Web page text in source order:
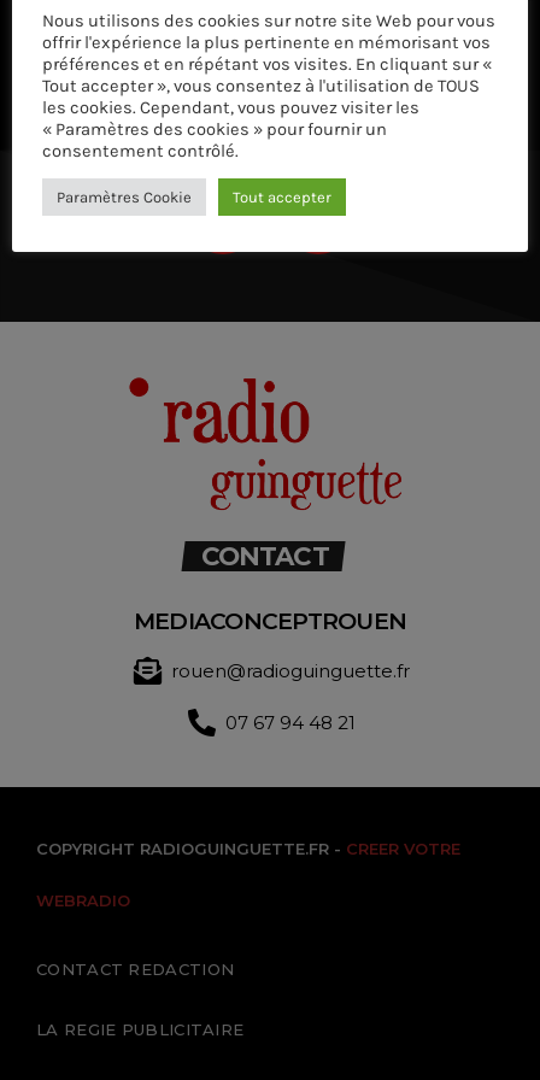
ÉCOUTEZ AVEC VOTRE APP ET SUR LE
CONTACT
MEDIACONCEPTROUEN
rouen@radioguinguette.fr
07 67 94 48 21
COPYRIGHT RADIOGUINGUETTE.FR - CREER VOTRE
WEBRADIO
CONTACT REDACTION
LA REGIE PUBLICITAIRE
Nous utilisons des cookies sur notre site Web pour vous
offrir l'expérience la plus pertinente en mémorisant vos
préférences et en répétant vos visites. En cliquant sur «
Tout accepter », vous consentez à l'utilisation de TOUS
les cookies. Cependant, vous pouvez visiter les
« Paramètres des cookies » pour fournir un
consentement contrôlé.
Paramètres Cookie Tout accepter